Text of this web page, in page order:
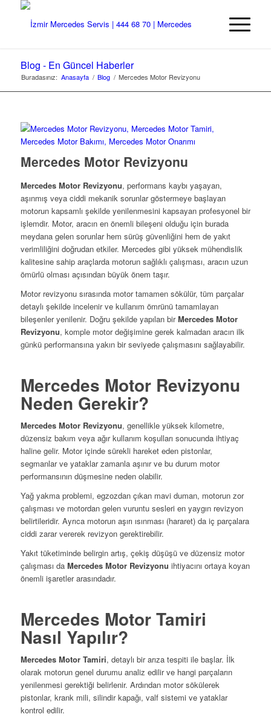
Blog - En Güncel Haberler
Buradasınız: Anasayfa / Blog / Mercedes Motor Revizyonu
Mercedes Motor Revizyonu
Mercedes Motor Revizyonu, performans kaybı yaşayan,
aşınmış veya ciddi mekanik sorunlar göstermeye başlayan
motorun kapsamlı şekilde yenilenmesini kapsayan profesyonel bir
işlemdir. Motor, aracın en önemli bileşeni olduğu için burada
meydana gelen sorunlar hem sürüş güvenliğini hem de yakıt
verimliliğini doğrudan etkiler. Mercedes gibi yüksek mühendislik
kalitesine sahip araçlarda motorun sağlıklı çalışması, aracın uzun
ömürlü olması açısından büyük önem taşır.
Motor revizyonu sırasında motor tamamen sökülür, tüm parçalar
detaylı şekilde incelenir ve kullanım ömrünü tamamlayan
bileşenler yenilenir. Doğru şekilde yapılan birMercedes Motor
Revizyonu, komple motor değişimine gerek kalmadan aracın ilk
günkü performansına yakın bir seviyede çalışmasını sağlayabilir.
Mercedes Motor Revizyonu
Neden Gerekir?
Mercedes Motor Revizyonu, genellikle yüksek kilometre,
düzensiz bakım veya ağır kullanım koşulları sonucunda ihtiyaç
haline gelir. Motor içinde sürekli hareket eden pistonlar,
segmanlar ve yataklar zamanla aşınır ve bu durum motor
performansının düşmesine neden olabilir.
Yağ yakma problemi, egzozdan çıkan mavi duman, motorun zor
çalışması ve motordan gelen vuruntu sesleri en yaygın revizyon
belirtileridir. Ayrıca motorun aşırı ısınması (hararet) da iç parçalara
ciddi zarar vererek revizyon gerektirebilir.
Yakıt tüketiminde belirgin artış, çekiş düşüşü ve düzensiz motor
çalışması da Mercedes Motor Revizyonu ihtiyacını ortaya koyan
önemli işaretler arasındadır.
Mercedes Motor Tamiri
Nasıl Yapılır?
Mercedes Motor Tamiri, detaylı bir arıza tespiti ile başlar. İlk
olarak motorun genel durumu analiz edilir ve hangi parçaların
yenilenmesi gerektiği belirlenir. Ardından motor sökülerek
pistonlar, krank mili, silindir kapağı, valf sistemi ve yataklar
kontrol edilir.